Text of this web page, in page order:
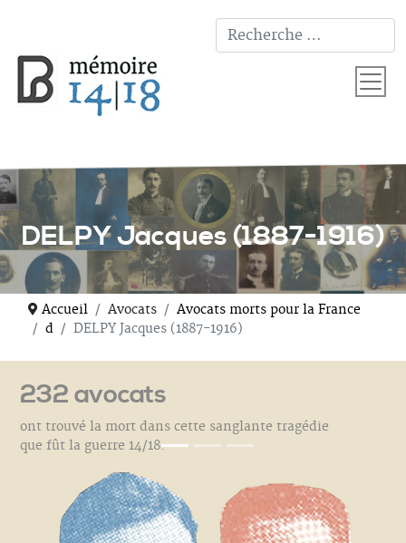
DELPY Jacques (1887-1916)
Accueil Avocats
Avocats morts pour la France
d
DELPY Jacques (1887-1916)
232 avocats
ont trouvé la mort dans cette sanglante tragédie
que fût la guerre 14/18.